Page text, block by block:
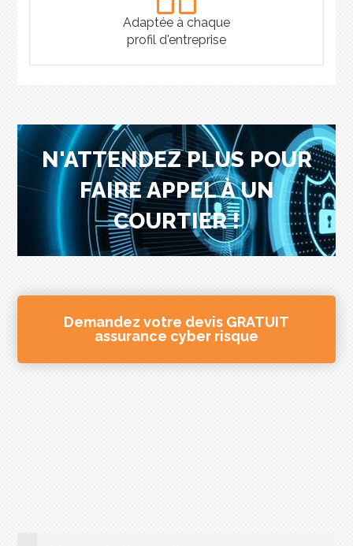
Adaptée à chaque
profil d'entreprise
N'ATTENDEZ PLUS POUR
FAIRE APPEL À UN
COURTIER !
Demandez votre devis GRATUIT
assurance cyber risque